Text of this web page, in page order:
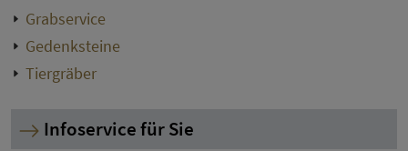
Grabservice
Gedenksteine
Tiergräber
Infoservice für Sie